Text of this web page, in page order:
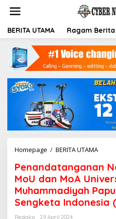
t
BERITA UTAMA Ragam Berita
Homepage / BERITA UTAMA
n
a
n
d
a
Penandatanganan
MoU dan MoA
Muhammadiyah
Sengketa Indonesia
Redaksi
29 April 2024